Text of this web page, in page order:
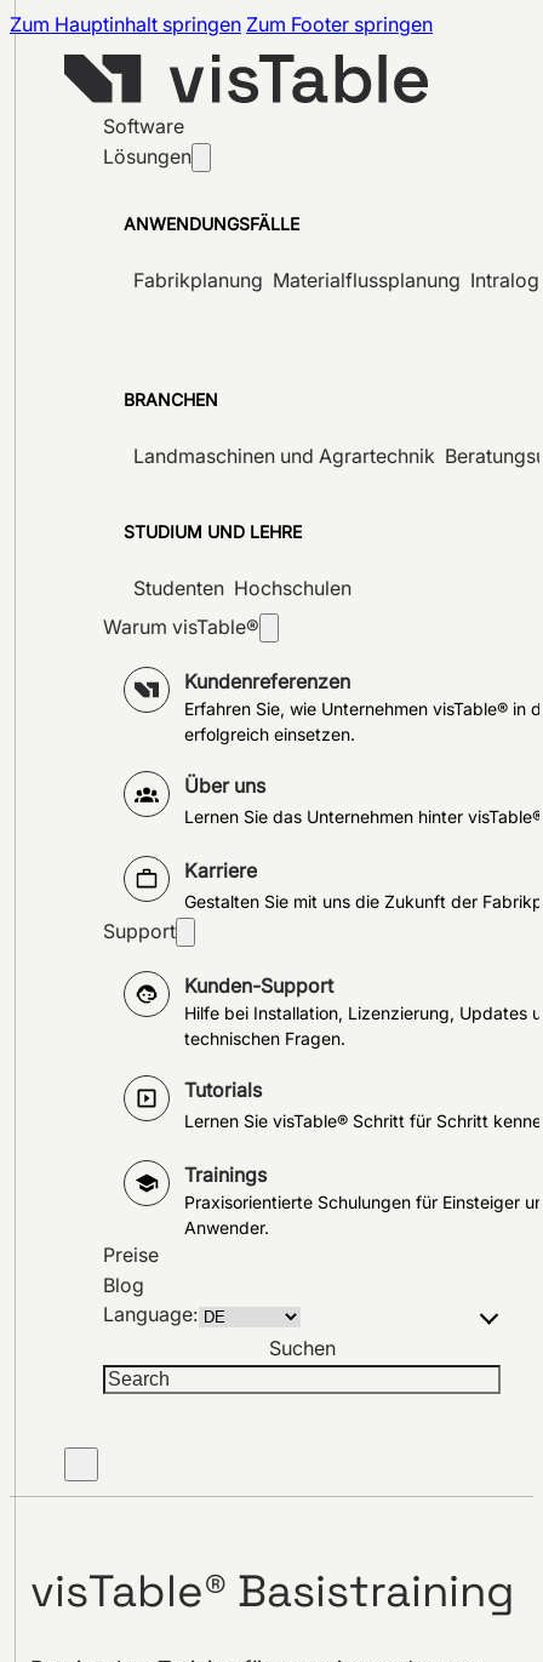
Zum Hauptinhalt springen Zum Footer springen
Software
Lösungen
ANWENDUNGSFÄLLE
Fabrikplanung Materialflussplanung
BRANCHEN
Landmaschinen und Agrartechnik
STUDIUM UND LEHRE
Studenten Hochschulen
Warum visTable®
Kundenreferenzen
Erfahren Sie, wie Unternehmen visTable® in
erfolgreich einsetzen.
Über uns
Lernen Sie das Unternehmen hinter
Karriere
Gestalten Sie mit uns die Zukunft der
Support
Kunden-Support
Hilfe bei Installation, Lizenzierung, Updates
technischen Fragen.
Tutorials
Lernen Sie visTable® Schritt für Schritt
Trainings
Praxisorientierte Schulungen für Einsteiger
Anwender.
Preise
Blog
Language:
Suchen
visTable® Basistraining